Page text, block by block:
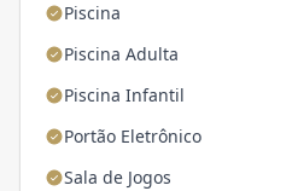
Piscina
Piscina Adulta
Piscina Infantil
Portão Eletrônico
Sala de Jogos